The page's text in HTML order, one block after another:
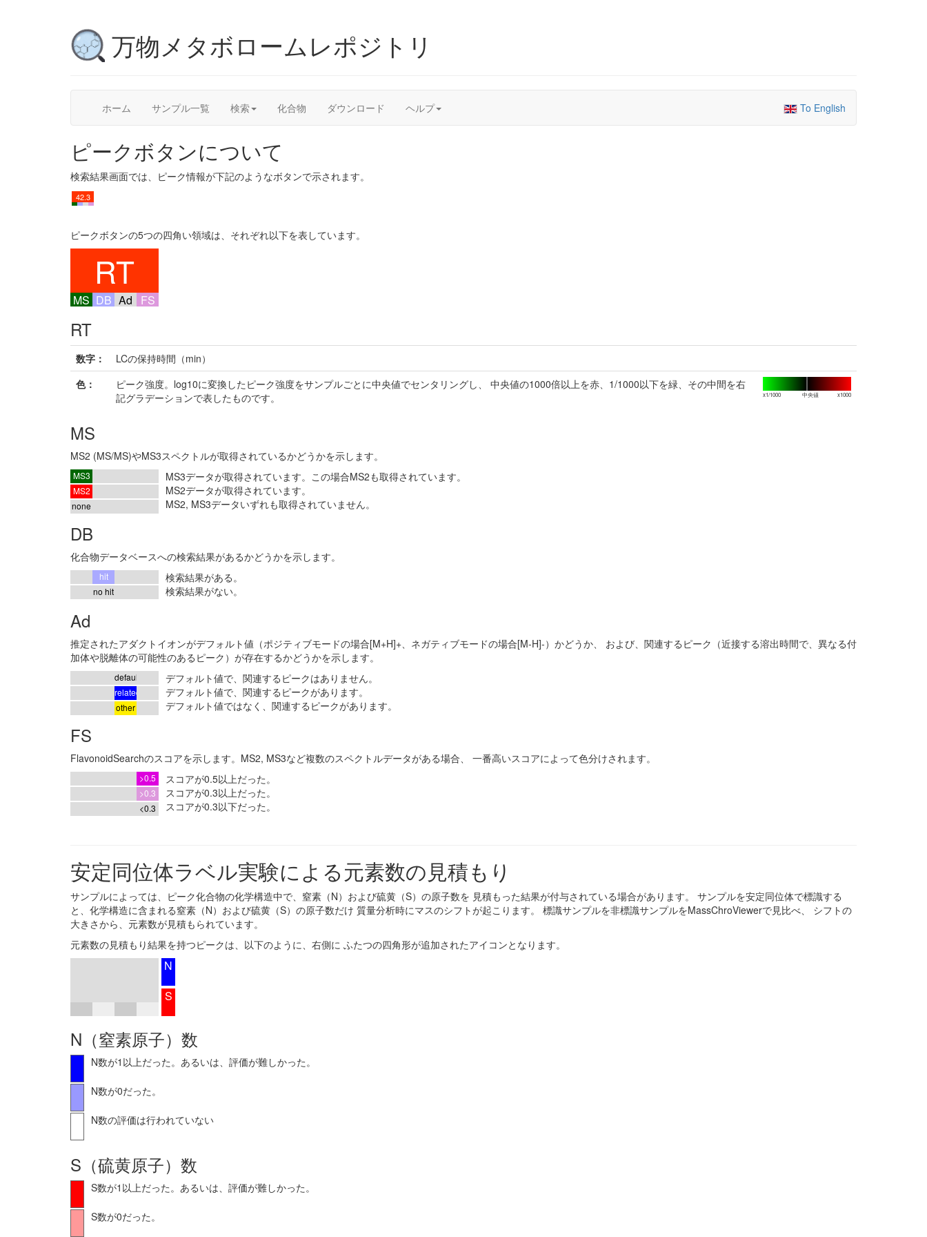
万物メタボロームレポジトリ
ホーム サンプル一覧 検索 化合物 ダウンロード ヘルプ To English
ピークボタンについて
検索結果画面では、ピーク情報が下記のようなボタンで示されます。
42.3
ピークボタンの5つの四角い領域は、それぞれ以下を表しています。
RT
MS DB Ad FS
RT
数字：
LCの保持時間（min）
色：
ピーク強度。log10に変換したピーク強度をサンプルごとに中央値でセンタリングし、 中央値の1000倍以上を赤、1/1000以下を緑、その中間を右
記グラデーションで表したものです。
x1/1000 中央値 x1000
MS
MS2 (MS/MS)やMS3スペクトルが取得されているかどうかを示します。
MS3 MS3データが取得されています。この場合MS2も取得されています。
MS2 MS2データが取得されています。
none MS2, MS3データいずれも取得されていません。
DB
化合物データベースへの検索結果があるかどうかを示します。
hit 検索結果がある。
no hit 検索結果がない。
Ad
推定されたアダクトイオンがデフォルト値（ポジティブモードの場合[M+H]+、ネガティブモードの場合[M-H]-）かどうか、 および、関連するピーク（近接する溶出時間で、異なる付
加体や脱離体の可能性のあるピーク）が存在するかどうかを示します。
default デフォルト値で、関連するピークはありません。
related デフォルト値で、関連するピークがあります。
other デフォルト値ではなく、関連するピークがあります。
FS
FlavonoidSearchのスコアを示します。MS2, MS3など複数のスペクトルデータがある場合、 一番高いスコアによって色分けされます。
>0.5 スコアが0.5以上だった。
>0.3 スコアが0.3以上だった。
<0.3 スコアが0.3以下だった。
安定同位体ラベル実験による元素数の見積もり
サンプルによっては、ピーク化合物の化学構造中で、窒素（N）および硫黄（S）の原子数を 見積もった結果が付与されている場合があります。 サンプルを安定同位体で標識する
と、化学構造に含まれる窒素（N）および硫黄（S）の原子数だけ 質量分析時にマスのシフトが起こります。 標識サンプルを非標識サンプルをMassChroViewerで見比べ、 シフトの
大きさから、元素数が見積もられています。
元素数の見積もり結果を持つピークは、以下のように、右側に ふたつの四角形が追加されたアイコンとなります。
N
S
N（窒素原子）数
N数が1以上だった。あるいは、評価が難しかった。
N数が0だった。
N数の評価は行われていない
S（硫黄原子）数
S数が1以上だった。あるいは、評価が難しかった。
S数が0だった。